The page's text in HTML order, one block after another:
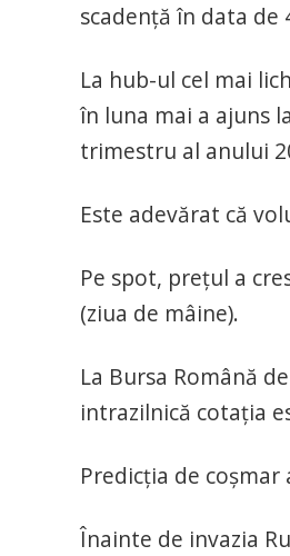
scadență în data
La hub-ul cel mai
în luna mai a ajuns
trimestru al anului
Este adevărat că
Pe spot, prețul a
(ziua de mâine).
La Bursa Română
intrazilnică cotația
Predicția de
Înainte de invazia